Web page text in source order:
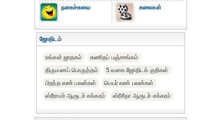
நகைச்சுவை கலைகள்
ஜோதிடம்
உங்கள் ஜாதகம்
கணிதப் பஞ்சாங்கம்
திருமணப் பொருத்தம்
5 வகை ஜோதிடக் குறிகள்
பிறந்த எண் பலன்கள்
பெயர் எண் பலன்கள்
ஸ்ரீராமர் ஆரூடச் சக்கரம்
ஸ்ரீசீதா ஆரூடச் சக்கரம்